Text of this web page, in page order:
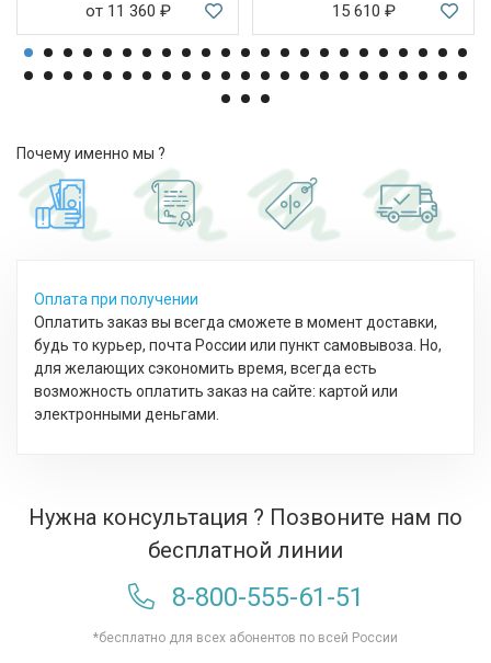
от 11 360 ₽ 15 610 ₽
Почему именно мы ?
Оплата при получении
Оплатить заказ вы всегда сможете в момент доставки,
будь то курьер, почта России или пункт самовывоза. Но,
для желающих сэкономить время, всегда есть
возможность оплатить заказ на сайте: картой или
электронными деньгами.
Нужна консультация ? Позвоните нам по
бесплатной линии
8-800-555-61-51
*бесплатно для всех абонентов по всей России